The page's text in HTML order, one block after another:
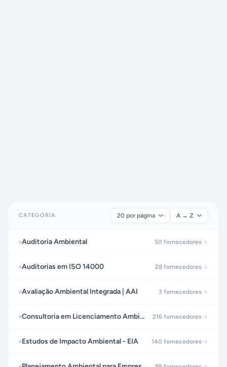
CATEGORIA
Auditoria Ambiental 50 fornecedores
Auditorias em ISO 14000 28 fornecedores
Avaliação Ambiental Integrada | AAI 3 fornecedores
Consultoria em Licenciamento Ambiental 216 fornecedores
Estudos de Impacto Ambiental - EIA 140 fornecedores